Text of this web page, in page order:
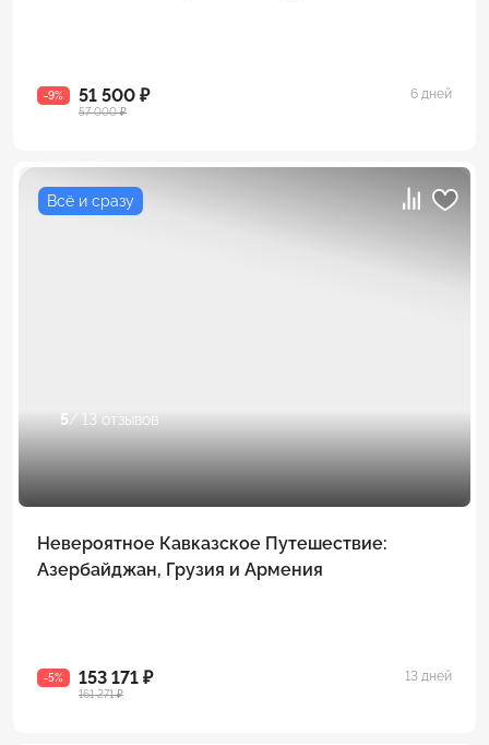
-9% 51 500 ₽
57 000 ₽
6 дней
Всё и сразу
5/ 13 отзывов
Невероятное Кавказское Путешествие:
Азербайджан, Грузия и Армения
-5% 153 171 ₽
161 271 ₽
13 дней